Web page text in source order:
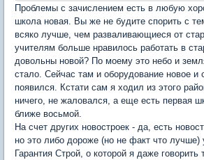
Проблемы с зачислением есть в любую
школа новая. Вы же не будите спорить с
всяко лучше, чем разваливающиеся от
учителям больше нравилось работать в
довольны новой? По моему это небо и
стало. Сейчас там и оборудование новое и
появился. Кстати сам я ходил из этого
ничего, не жаловался, а еще есть первая
ближе восьмой.
На счет других новостроек - да, есть
но это либо дороже (но не факт что
Гарантия Строй, о которой я даже говорить